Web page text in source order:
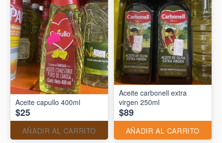
Aceite capullo 400ml
$25
AÑADIR AL CARRITO
Aceite carbonell extra
virgen 250ml
$89
AÑADIR AL CARRITO